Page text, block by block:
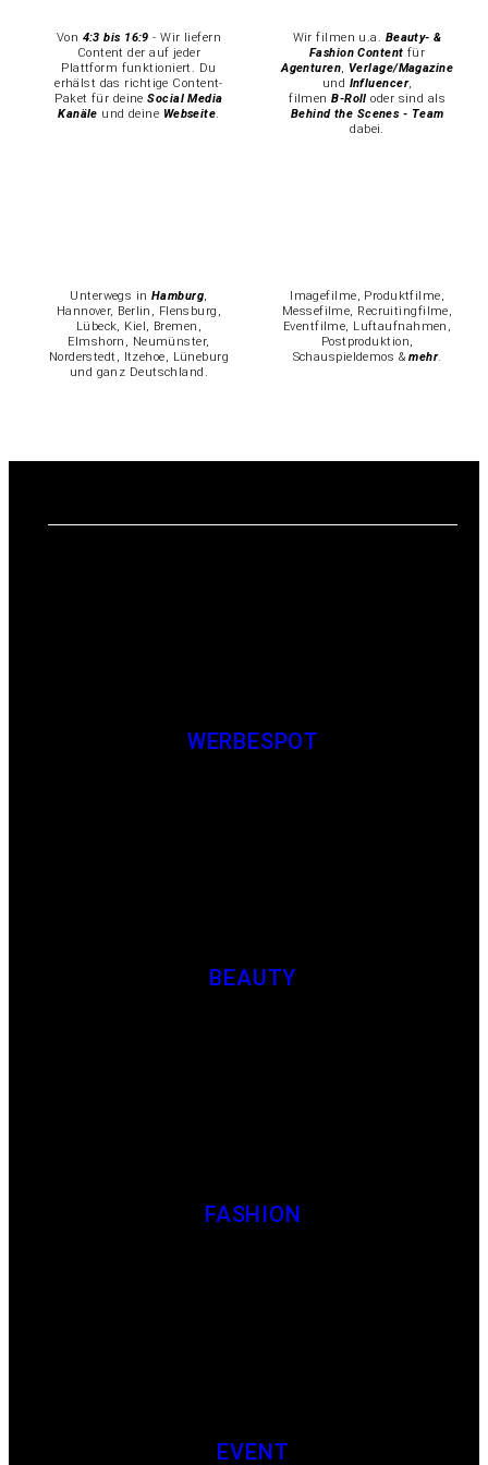
Von 4:3 bis 16:9 - Wir liefern
Content der auf jeder
Plattform funktioniert. Du
erhälst das richtige Content-
Paket für deineSocial Media
Kanäle und deine Webseite.
Wir filmen u.a. Beauty- &
Fashion Content für
Agenturen,Verlage/Magazine
und Influencer,
filmenB-Roll oder sind als
Behind the Scenes - Team
dabei.
Unterwegs inHamburg,
Hannover, Berlin, Flensburg,
Lübeck, Kiel, Bremen,
Elmshorn, Neumünster,
Norderstedt, Itzehoe, Lüneburg
und ganz Deutschland.
Imagefilme, Produktfilme,
Messefilme, Recruitingfilme,
Eventfilme, Luftaufnahmen,
Postproduktion,
Schauspieldemos &mehr.
BEAUTY
FASHION
WERBESPOT
EVENT